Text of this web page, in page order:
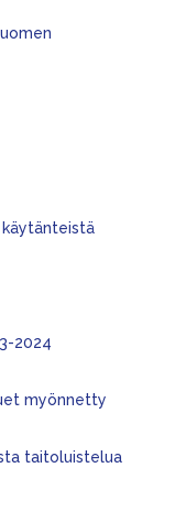
2024
myönnetty
taitoluistelua